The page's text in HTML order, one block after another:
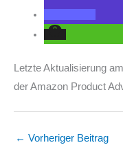
Letzte Aktualisierung
der Amazon Product
← Vorheriger Beitrag